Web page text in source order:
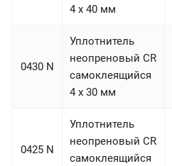
4 х 40 мм
0430 N
Уплотнитель
неопреновый CR
самоклеящийся
4 х 30 мм
0425 N
Уплотнитель
неопреновый CR
самоклеящийся